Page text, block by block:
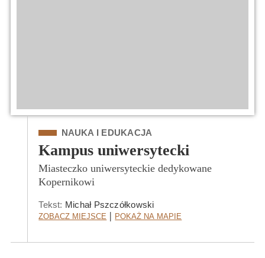
KategoriaNAUKA I EDUKACJA
Kampus uniwersytecki
Miasteczko uniwersyteckie dedykowane
Kopernikowi
Tekst: Michał Pszczółkowski
Zobacz Miejsce | Pokaż na mapie